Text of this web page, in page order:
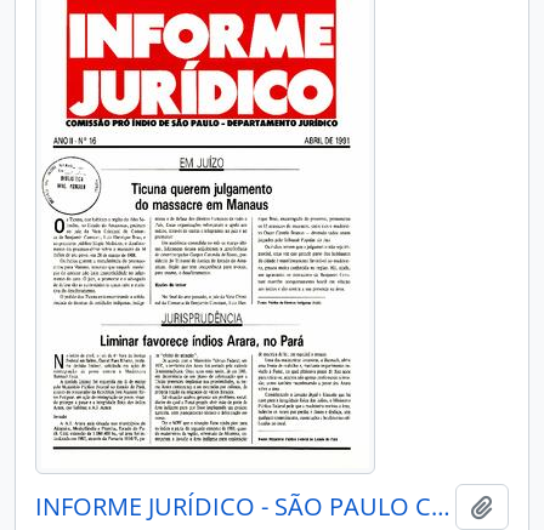
INFORME JURÍDICO - SÃO PAULO COMISSÃO PRÓ-ÍNDIO DE SÃO PAULO - DEPARTAMENTO JURÍDICO - 1991 - Nº16